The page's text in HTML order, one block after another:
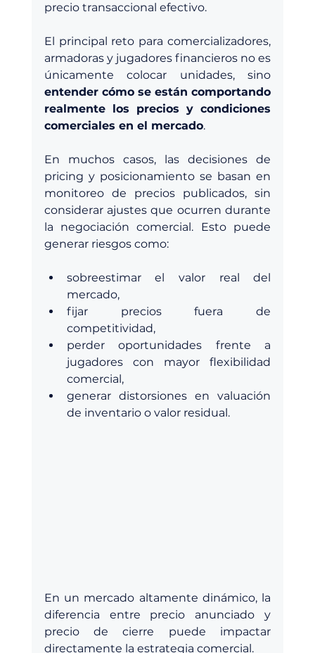
precio transaccional efectivo.
El principal reto para comercializadores,
armadoras y jugadores financieros no es
entender cómo se están comportando
realmente los precios y condiciones
comerciales en el mercado.
En muchos casos, las decisiones de
pricing y posicionamiento se basan en
monitoreo de precios publicados, sin
considerar ajustes que ocurren durante
la negociación comercial. Esto puede
generar riesgos como:
sobreestimar el valor real del
mercado,
fijar precios fuera de
competitividad,
perder oportunidades frente a
jugadores con mayor flexibilidad
comercial,
generar distorsiones en valuación
de inventario o valor residual.
En un mercado altamente dinámico, la
diferencia entre precio anunciado y
precio de cierre puede impactar
directamente la estrategia comercial.